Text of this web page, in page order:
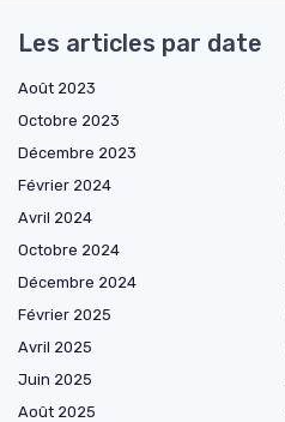
Les articles par date
Août 2023
Octobre 2023
Décembre 2023
Février 2024
Avril 2024
Octobre 2024
Décembre 2024
Février 2025
Avril 2025
Juin 2025
Août 2025